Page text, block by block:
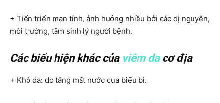
+ Tiến triển mạn tính, ảnh hưởng nhiều bởi các dị nguyên,
môi trường, tâm sinh lý người bệnh.
Các biểu hiện khác của viêm dacơ địa
+ Khô da: do tăng mất nước qua biểu bì.